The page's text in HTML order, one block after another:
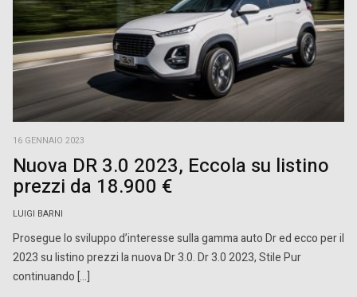
16 GENNAIO 2023
Nuova DR 3.0 2023, Eccola su listino
prezzi da 18.900 €
LUIGI BARNI
Prosegue lo sviluppo d’interesse sulla gamma auto Dr ed ecco per il
2023 su listino prezzi la nuova Dr 3.0. Dr 3.0 2023, Stile Pur
continuando […]